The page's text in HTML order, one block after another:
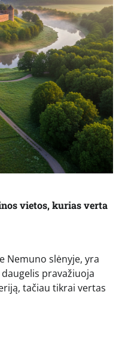
vietos, kurias verta
Nemuno slėnyje, yra
pravažiuoja
tačiau tikrai vertas